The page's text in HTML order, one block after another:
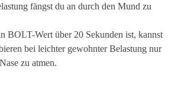
fängst du an durch den Mund zu
BOLT-Wert über 20 Sekunden ist, kannst
bei leichter gewohnter Belastung nur
zu atmen.